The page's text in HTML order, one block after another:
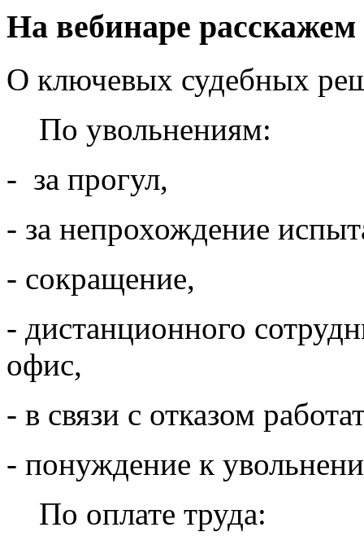
На вебинаре расскажем
О ключевых судебных
По увольнениям:
- за прогул,
- за непрохождение
- сокращение,
- дистанционного
офис,
- в связи с отказом
- понуждение к
По оплате труда: